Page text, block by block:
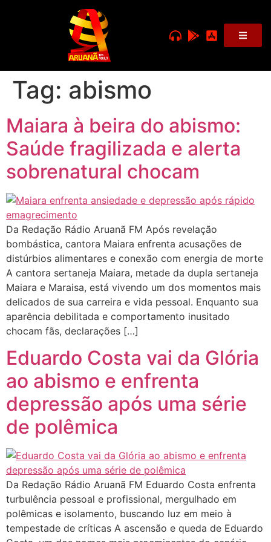
Tag: abismo
Maiara à beira do abismo:
Saúde fragilizada e alerta
sobrenatural chocam
Da Redação Rádio Aruanã FM Após revelação
bombástica, cantora Maiara enfrenta acusações de
distúrbios alimentares e conexão com energia de morte
A cantora sertaneja Maiara, metade da dupla sertaneja
Maiara e Maraisa, está vivendo um dos momentos mais
delicados de sua carreira e vida pessoal. Enquanto sua
aparência debilitada e comportamento inusitado
chocam fãs, declarações […]
Eduardo Costa vai da Glória
ao abismo e enfrenta
depressão após uma série
de polêmica
Da Redação Rádio Aruanã FM Eduardo Costa enfrenta
turbulência pessoal e profissional, mergulhado em
polêmicas e isolamento, buscando luz em meio à
tempestade de críticas A ascensão e queda de Eduardo